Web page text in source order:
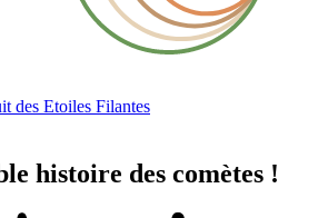
des Etoiles Filantes
histoire des comètes !